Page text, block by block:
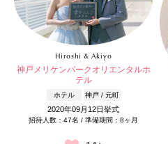
Hiroshi & Akiyo
神戸メリケンパークオリエンタルホ
テル
ホテル 神戸 / 元町
2020年09月12日挙式
招待人数：47名 / 準備期間：8ヶ月